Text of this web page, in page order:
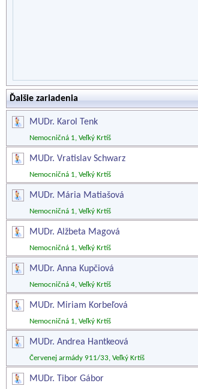
Ďalšie zariadenia
MUDr. Karol Tenk
Nemocničná 1, Veľký Krtíš
MUDr. Vratislav Schwarz
Nemocničná 1, Veľký Krtíš
MUDr. Mária Matiašová
Nemocničná 1, Veľký Krtíš
MUDr. Alžbeta Magová
Nemocničná 1, Veľký Krtíš
MUDr. Anna Kupčiová
Nemocničná 4, Veľký Krtíš
MUDr. Miriam Korbeľová
Nemocničná 1, Veľký Krtíš
MUDr. Andrea Hantkeová
Červenej armády 911/33, Veľký Krtíš
MUDr. Tibor Gábor